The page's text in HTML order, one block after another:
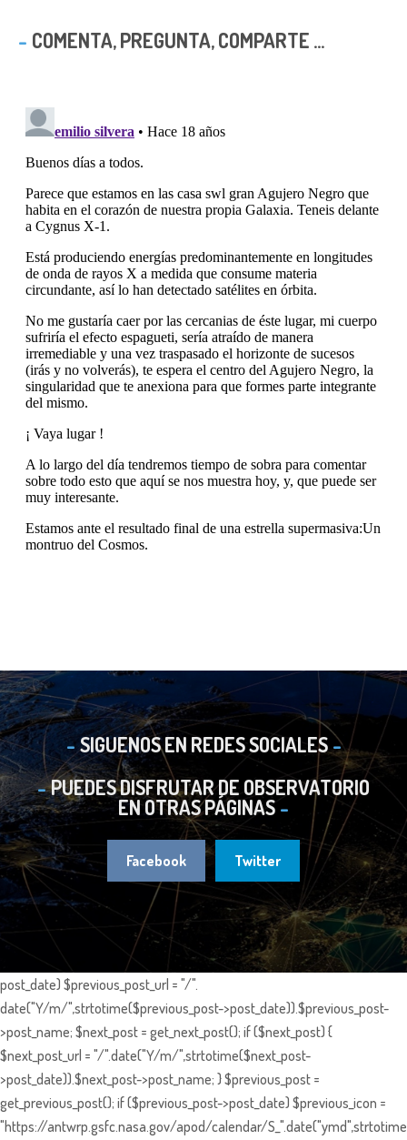
COMENTA, PREGUNTA, COMPARTE ...
SIGUENOS EN REDES SOCIALES
PUEDES DISFRUTAR DE OBSERVATORIO
EN OTRAS PÁGINAS
Facebook Twitter
post_date) $previous_post_url = "/".
date("Y/m/",strtotime($previous_post->post_date)).$previous_post-
>post_name; $next_post = get_next_post(); if ($next_post) {
$next_post_url = "/".date("Y/m/",strtotime($next_post-
>post_date)).$next_post->post_name; } $previous_post =
get_previous_post(); if ($previous_post->post_date) $previous_icon =
"https://antwrp.gsfc.nasa.gov/apod/calendar/